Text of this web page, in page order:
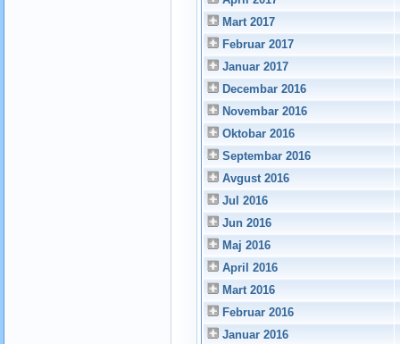
Mart 2017
Februar 2017
Januar 2017
Decembar 2016
Novembar 2016
Oktobar 2016
Septembar 2016
Avgust 2016
Jul 2016
Jun 2016
Maj 2016
April 2016
Mart 2016
Februar 2016
Januar 2016